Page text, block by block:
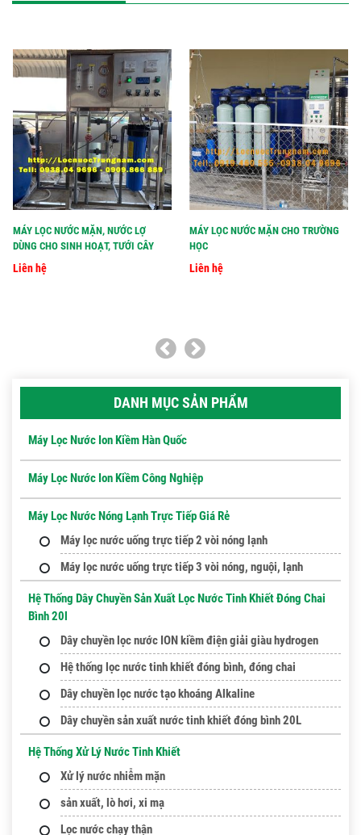
MÁY LỌC NƯỚC MẶN, NƯỚC LỢ
DÙNG CHO SINH HOẠT, TƯỚI CÂY
Liên hệ
MÁY LỌC NƯỚC MẶN CHO TRƯỜNG
HỌC
Liên hệ
DANH MỤC SẢN PHẨM
Máy Lọc Nước Ion Kiềm Hàn Quốc
Máy Lọc Nước Ion Kiềm Công Nghiệp
Máy Lọc Nước Nóng Lạnh Trực Tiếp Giá Rẻ
Máy lọc nước uống trực tiếp 2 vòi nóng lạnh
Máy lọc nước uống trực tiếp 3 vòi nóng, nguội, lạnh
Hệ Thống Dây Chuyền Sản Xuất Lọc Nước Tinh Khiết Đóng Chai
Bình 20l
Dây chuyền lọc nước ION kiềm điện giải giàu hydrogen
Hệ thống lọc nước tinh khiết đóng bình, đóng chai
Dây chuyền lọc nước tạo khoáng Alkaline
Dây chuyền sản xuất nước tinh khiết đóng bình 20L
Hệ Thống Xử Lý Nước Tinh Khiết
Xử lý nước nhiễm mặn
sản xuất, lò hơi, xi mạ
Lọc nước chạy thận